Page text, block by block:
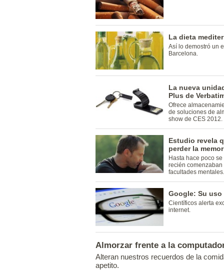
La dieta
Así lo demostró un
Barcelona.
La nueva
Plus de
Ofrece
de soluciones de
show de CES 2012.
Estudio revela
perder la
Hasta hace poco
recién
facultades mentales.
Google: Su uso
Científicos alerta
internet.
Almorzar frente a la
Alteran nuestros recuerdos de la
apetito.